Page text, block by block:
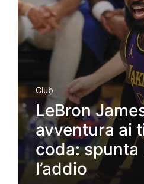
Club
LeBron
avventura ai
coda: spunta
l’addio